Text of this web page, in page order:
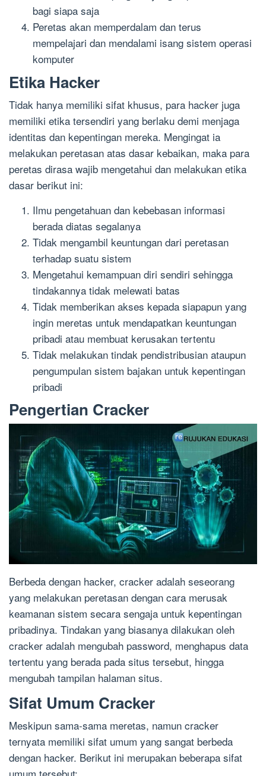
bagi siapa saja
Peretas akan memperdalam dan terus
mempelajari dan mendalami isang sistem operasi
komputer
Etika Hacker
Tidak hanya memiliki sifat khusus, para hacker juga
memiliki etika tersendiri yang berlaku demi menjaga
identitas dan kepentingan mereka. Mengingat ia
melakukan peretasan atas dasar kebaikan, maka para
peretas dirasa wajib mengetahui dan melakukan etika
dasar berikut ini:
Ilmu pengetahuan dan kebebasan informasi
berada diatas segalanya
Tidak mengambil keuntungan dari peretasan
terhadap suatu sistem
Mengetahui kemampuan diri sendiri sehingga
tindakannya tidak melewati batas
Tidak memberikan akses kepada siapapun yang
ingin meretas untuk mendapatkan keuntungan
pribadi atau membuat kerusakan tertentu
Tidak melakukan tindak pendistribusian ataupun
pengumpulan sistem bajakan untuk kepentingan
pribadi
Pengertian Cracker
Berbeda dengan hacker, cracker adalah seseorang
yang melakukan peretasan dengan cara merusak
keamanan sistem secara sengaja untuk kepentingan
pribadinya. Tindakan yang biasanya dilakukan oleh
cracker adalah mengubah password, menghapus data
tertentu yang berada pada situs tersebut, hingga
mengubah tampilan halaman situs.
Sifat Umum Cracker
Meskipun sama-sama meretas, namun cracker
ternyata memiliki sifat umum yang sangat berbeda
dengan hacker. Berikut ini merupakan beberapa sifat